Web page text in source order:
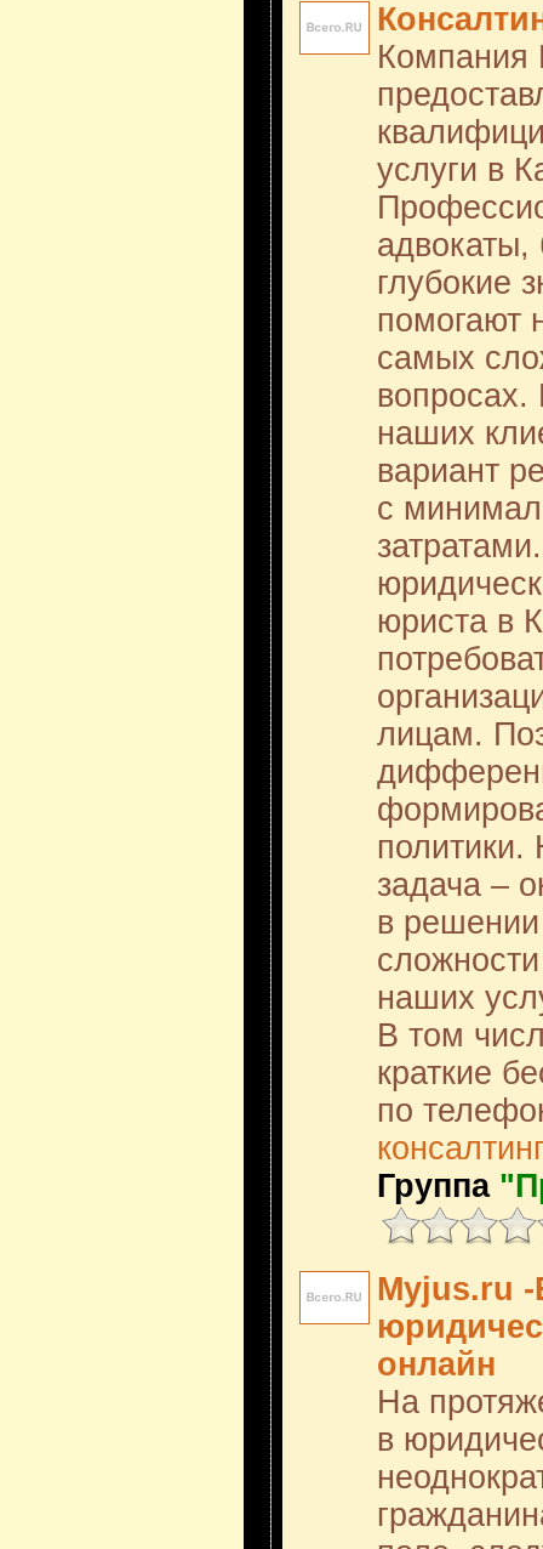
Компания
услуги в
глубокие
помогают
самых
наших
вариант
с
юриста в
лицам.
задача –
в
наших
В том
краткие
по
Группа
Myjus.ru -
онлайн
На
в